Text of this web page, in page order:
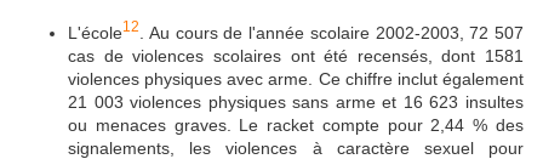
L'école12
. Au cours de l'année scolaire 2002-2003, 72 507
cas de violences scolaires ont été recensés, dont 1581
violences physiques avec arme. Ce chiffre inclut également
21 003 violences physiques sans arme et 16 623 insultes
ou menaces graves. Le racket compte pour 2,44 % des
signalements, les violences à caractère sexuel pour